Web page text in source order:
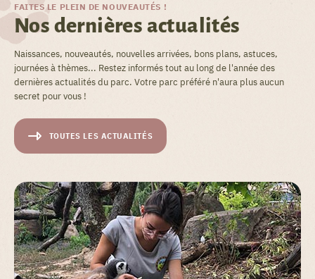
FAITES LE PLEIN DE NOUVEAUTÉS !
Nos dernières actualités
Naissances, nouveautés, nouvelles arrivées, bons plans, astuces,
journées à thèmes... Restez informés tout au long de l'année des
dernières actualités du parc. Votre parc préféré n'aura plus aucun
secret pour vous !
TOUTES LES ACTUALITÉS